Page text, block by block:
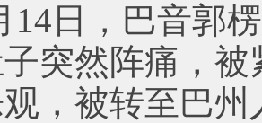
14日，巴音郭
子突然阵痛，
，被转至巴